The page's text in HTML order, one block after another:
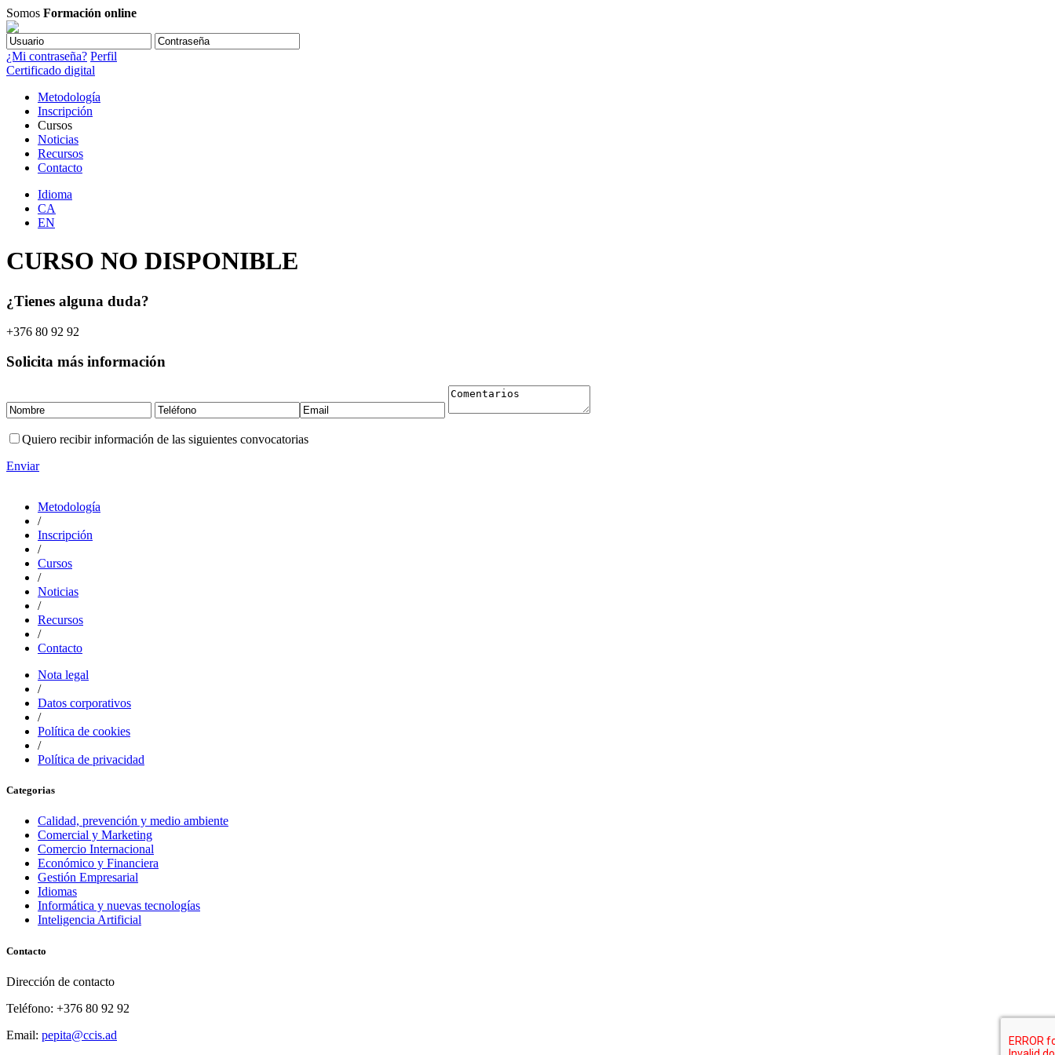
Somos Formación online
¿Mi contraseña? Perfil
Certificado digital
Metodología
Inscripción
Cursos
Noticias
Recursos
Contacto
Idioma
CA
EN
CURSO NO DISPONIBLE
¿Tienes alguna duda?
+376 80 92 92
Solicita más información
Quiero recibir información de las siguientes convocatorias
Enviar
Metodología
/
Inscripción
/
Cursos
/
Noticias
/
Recursos
/
Contacto
Nota legal
/
Datos corporativos
/
Política de cookies
/
Política de privacidad
Categorias
Calidad, prevención y medio ambiente
Comercial y Marketing
Comercio Internacional
Económico y Financiera
Gestión Empresarial
Idiomas
Informática y nuevas tecnologías
Inteligencia Artificial
Contacto
Dirección de contacto
Teléfono: +376 80 92 92
Email: pepita@ccis.ad